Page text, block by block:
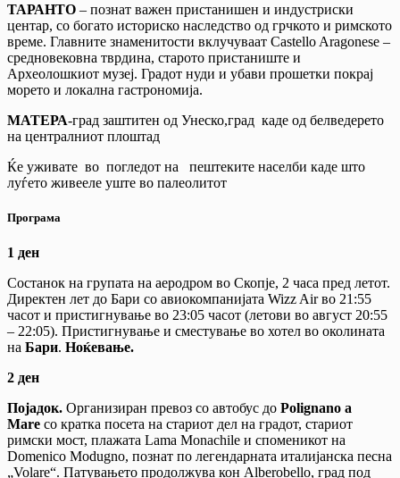
ТАРАНТО – познат важен пристанишен и индустриски
центар, со богато историско наследство од грчкото и римското
време. Главните знаменитости вклучуваат Castello Aragonese –
средновековна тврдина, старото пристаниште и
Археолошкиот музеј. Градот нуди и убави прошетки покрај
морето и локална гастрономија.
МАТЕРА-град заштитен од Унеско,град каде од белведерето
на централниот плоштад
Ќе уживате во погледот на пештеките населби каде што
луѓето живееле уште во палеолитот
Програма
1 ден
Состанок на групата на аеродром во Скопје, 2 часа пред летот.
Директен лет до Бари со авиокомпанијата Wizz Air во 21:55
часот и пристигнување во 23:05 часот (летови во август 20:55
– 22:05). Пристигнување и сместување во хотел во околината
на Бари. Ноќевање.
2 ден
Појадок. Организиран превоз со автобус до Polignano a
Mare со кратка посета на стариот дел на градот, стариот
римски мост, плажата Lama Monachile и споменикот на
Domenico Modugno, познат по легендарната италијанска песна
„Volare“. Патувањето продолжува кон Alberobello, град под